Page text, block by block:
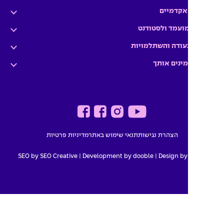
ולסטודנט
והשתלמויות
הצהרת נגישותתנאי שימוש באתר מדיניות פרטיות
Development by dooble
|
SEO by SEO Creative